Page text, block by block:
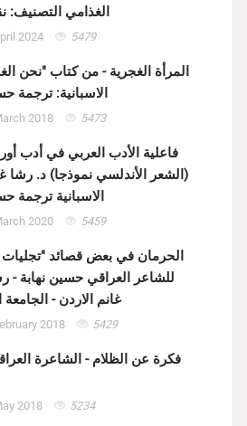
الغذامي التصنيف:
2024 5479
المرأة الغجرية - من كتاب "نحن
الاسبانية: ترجمة
2018 5473
فاعلية الأدب العربي في أدب
(الشعر الأندلسي نموذجا) د. رشا
الاسبانية ترجمة
2020 5459
الحرمان في بعض قصائد
للشاعر العراقي حسين نهابة -
غانم الاردن - الجامعة
2018 5429
فكرة عن الظلام - الشاعرة
2018 5234